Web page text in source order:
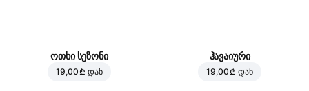
ოთხი სეზონი
19,00 ₾ დან
ჰავაიური
19,00 ₾ დან